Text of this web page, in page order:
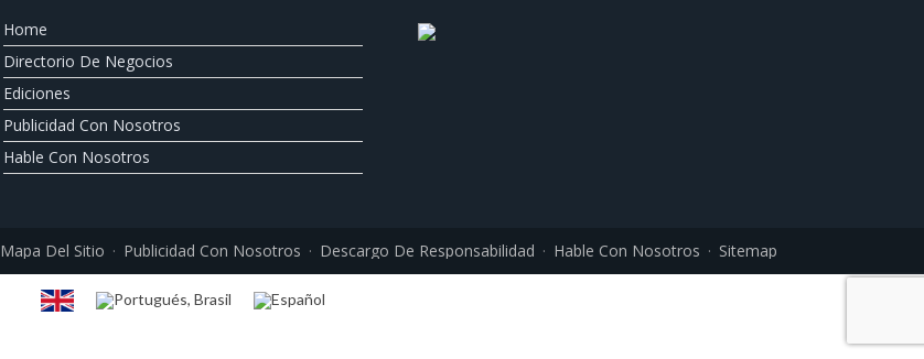
Home
Directorio De Negocios
Ediciones
Publicidad Con Nosotros
Hable Con Nosotros
Mapa Del Sitio Publicidad Con Nosotros Descargo De Responsabilidad Hable Con Nosotros Sitemap